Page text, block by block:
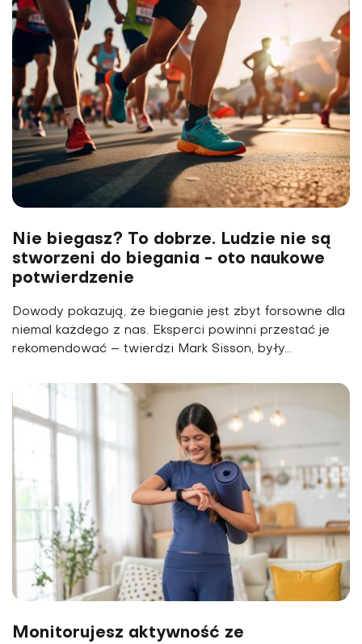
Nie biegasz? To dobrze. Ludzie nie są
stworzeni do biegania - oto naukowe
potwierdzenie
Dowody pokazują, że bieganie jest zbyt forsowne dla
niemal każdego z nas. Eksperci powinni przestać je
rekomendować – twierdzi Mark Sisson, były...
Monitorujesz aktywność ze